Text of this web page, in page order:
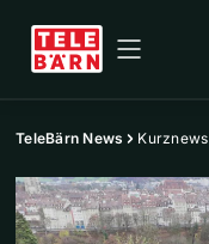
TeleBärn News Kurznews